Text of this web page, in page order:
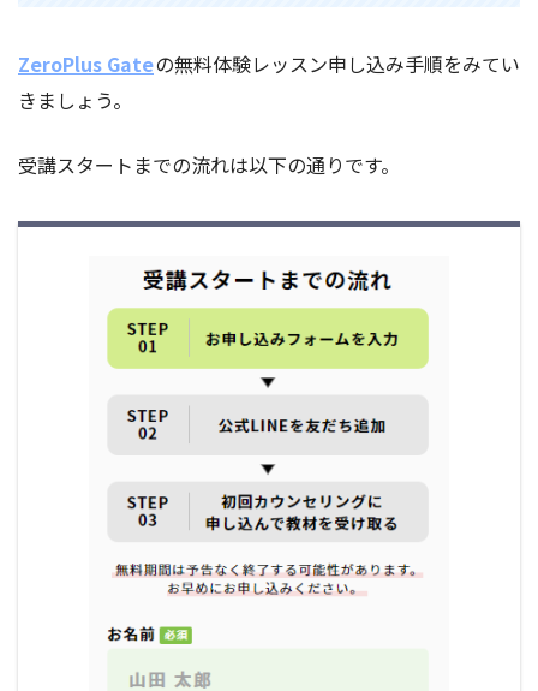
ZeroPlus Gateの無料体験レッスン申し込み手順をみてい
きましょう。
受講スタートまでの流れは以下の通りです。